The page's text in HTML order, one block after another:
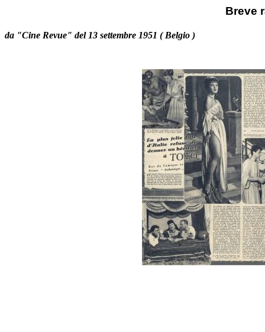
Breve
da "Cine Revue" del 13 settembre 1951 ( Belgio )